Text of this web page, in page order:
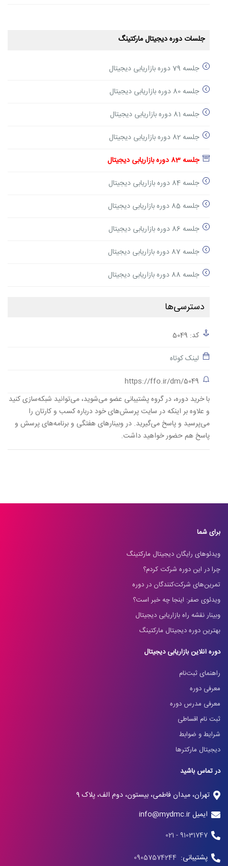
جلسات دوره دیجیتال مارکتینگ
جلسه 79 دوره بازاریابی دیجیتال
جلسه 80 دوره بازاریابی دیجیتال
جلسه 81 دوره بازاریابی دیجیتال
جلسه 82 دوره بازاریابی دیجیتال
جلسه 83 دوره بازاریابی دیجیتال
جلسه 84 دوره بازاریابی دیجیتال
جلسه 85 دوره بازاریابی دیجیتال
جلسه 86 دوره بازاریابی دیجیتال
جلسه 87 دوره بازاریابی دیجیتال
جلسه 88 دوره بازاریابی دیجیتال
دسترسی‌ها
کد: 5049
لینک کوتاه
https://ffo.ir/dm/5049
با خرید دوره، در گروه پشتیبانی عضو می‌شوید، می‌توانید شبکه‌سازی کنید
و علاوه بر اینکه در سایت پرسش‌های خود درباره کسب و کارتان را
می‌پرسید و پاسخ می‌گیرید. در وبینارهای هفتگی و برنامه‌های پرسش و
پاسخ هم حضور خواهید داشت.
برای شما
ویدئوهای رایگان دیجیتال مارکتینگ
چرا در این دوره شرکت کردم؟
تمرین‌های شرکت‌کنندگان در دوره
ویدئوی صفر: اینجا چه خبر است؟
وبینار نقشه راه بازاریابی دیجیتال
بهترین دوره دیجیتال مارکتینگ
دوره آنلاین بازاریابی دیجیتال
راهنمای ثبت‌نام
معرفی دوره
معرفی مدرس دوره
ثبت نام اقساطی
شرایط و ضوابط
دیجیتال مارکترها
در تماس باشید
تهران، میدان فاطمی، بیستون، دوم الف، پلاک 9
ایمیل info@mydmc.ir
91031747 - 021
پشتیبانی: